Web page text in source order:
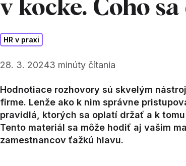
v kocke. Čoho
HR v praxi
28. 3. 20243 minúty čítania
Hodnotiace rozhovory sú skvelým
firme. Lenže ako k nim správne
pravidlá, ktorých sa oplatí držať a k
Tento materiál sa môže hodiť aj vašim
zamestnancov ťažkú hlavu.